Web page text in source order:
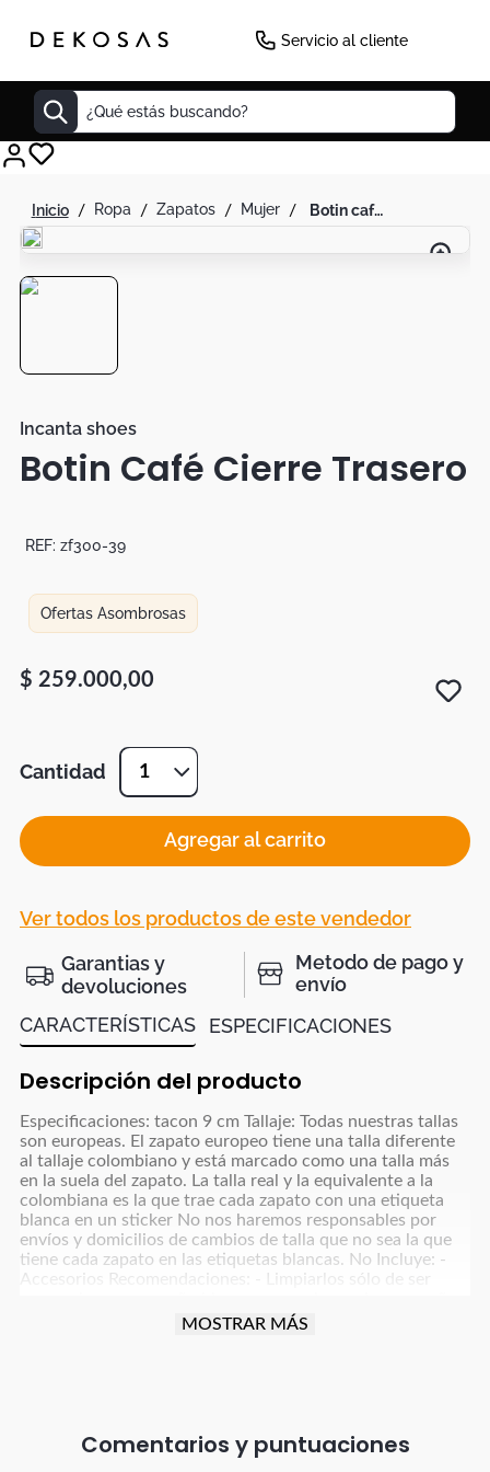
Servicio al cliente
¿Qué estás buscando?
ropa zapatos mujer botin café cierre trasero
Incanta shoes
Botin Café Cierre Trasero
REF: zf300-39
Ofertas Asombrosas
$ 259.000,00
Cantidad 1
Agregar al carrito
Ver todos los productos de este vendedor
Garantias y
devoluciones
Metodo de pago y
envío
CARACTERÍSTICAS
ESPECIFICACIONES
Descripción del producto
Especificaciones: tacon 9 cm Tallaje: Todas nuestras tallas
son europeas. El zapato europeo tiene una talla diferente
al tallaje colombiano y está marcado como una talla más
en la suela del zapato. La talla real y la equivalente a la
colombiana es la que trae cada zapato con una etiqueta
blanca en un sticker No nos haremos responsables por
envíos y domicilios de cambios de talla que no sea la que
tiene cada zapato en las etiquetas blancas. No Incluye: -
Accesorios Recomendaciones: - Limpiarlos sólo de ser
oscuro para colores café, azul oscuro, grises y negro y usar
tacón). - Debes tener especial cuidado con el vestuario que
uses; ya que, debido al tratamiento de tintura utilizado en
MOSTRAR MÁS
Comentarios
Decoracion
Cuadro
Duvet